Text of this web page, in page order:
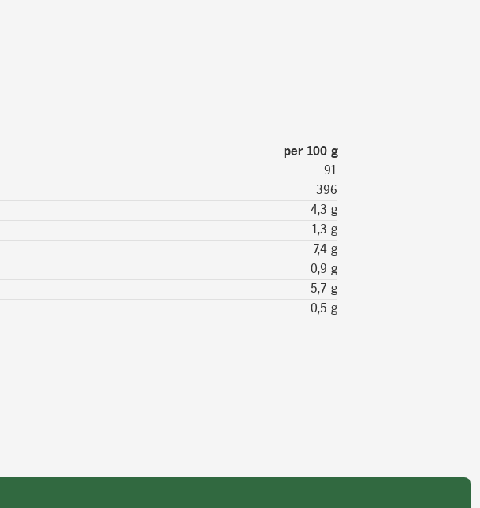
per 100 g
91
396
4,3 g
1,3 g
7,4 g
0,9 g
5,7 g
0,5 g